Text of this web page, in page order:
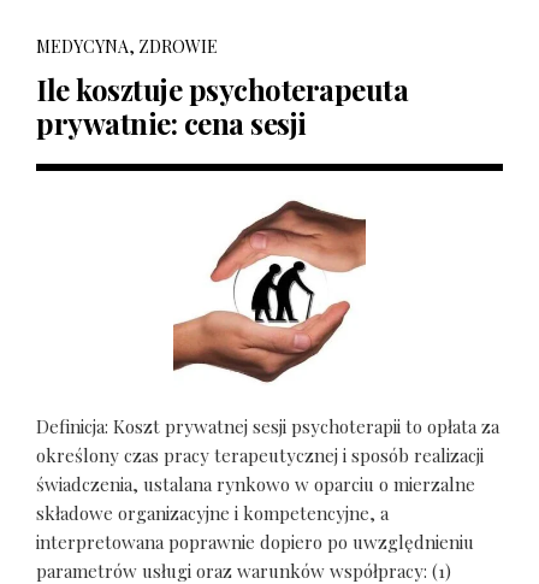
MEDYCYNA, ZDROWIE
Ile kosztuje psychoterapeuta
prywatnie: cena sesji
Definicja: Koszt prywatnej sesji psychoterapii to opłata za
określony czas pracy terapeutycznej i sposób realizacji
świadczenia, ustalana rynkowo w oparciu o mierzalne
składowe organizacyjne i kompetencyjne, a
interpretowana poprawnie dopiero po uwzględnieniu
parametrów usługi oraz warunków współpracy: (1)